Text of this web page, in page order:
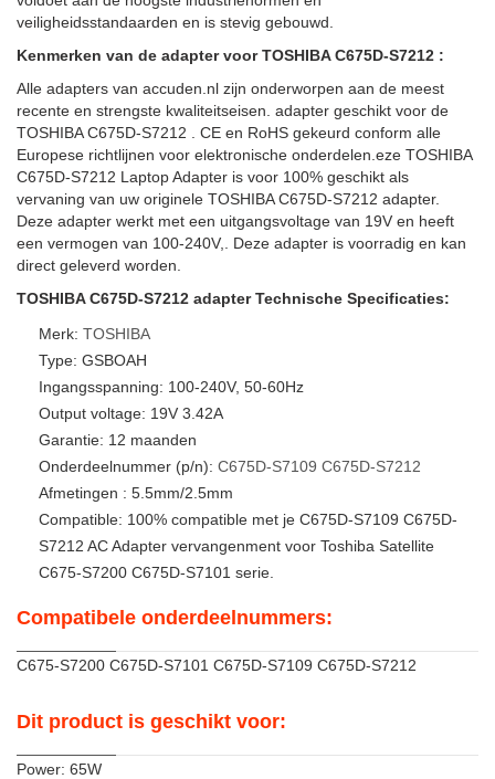
veiligheidsstandaarden en is stevig gebouwd.
Kenmerken van de adapter voor TOSHIBA C675D-S7212 :
Alle adapters van accuden.nl zijn onderworpen aan de meest
recente en strengste kwaliteitseisen. adapter geschikt voor de
TOSHIBA C675D-S7212 . CE en RoHS gekeurd conform alle
Europese richtlijnen voor elektronische onderdelen.eze TOSHIBA
C675D-S7212 Laptop Adapter is voor 100% geschikt als
vervaning van uw originele TOSHIBA C675D-S7212 adapter.
Deze adapter werkt met een uitgangsvoltage van 19V en heeft
een vermogen van 100-240V,. Deze adapter is voorradig en kan
direct geleverd worden.
TOSHIBA C675D-S7212 adapter Technische Specificaties:
Merk: TOSHIBA
Type: GSBOAH
Ingangsspanning: 100-240V, 50-60Hz
Output voltage: 19V 3.42A
Garantie: 12 maanden
Onderdeelnummer (p/n): C675D-S7109 C675D-S7212
Afmetingen : 5.5mm/2.5mm
Compatible: 100% compatible met je C675D-S7109 C675D-
S7212 AC Adapter vervangenment voor Toshiba Satellite
C675-S7200 C675D-S7101 serie.
Compatibele onderdeelnummers:
C675-S7200 C675D-S7101 C675D-S7109 C675D-S7212
Dit product is geschikt voor:
Power: 65W